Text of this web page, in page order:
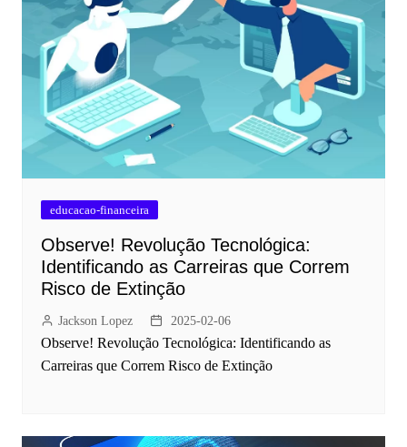
educacao-financeira
Observe! Revolução Tecnológica:
Identificando as Carreiras que Correm
Risco de Extinção
Jackson Lopez 2025-02-06
Observe! Revolução Tecnológica: Identificando as
Carreiras que Correm Risco de Extinção